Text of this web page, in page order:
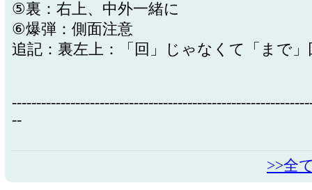
⑤裏：右上、中外一緒に
⑥爆弾：側面注意
追記：裏左上：「回」じゃなくて「まで」
--
>>全